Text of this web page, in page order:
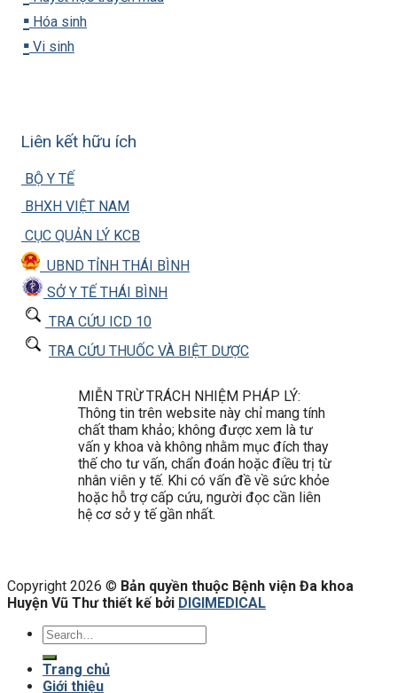
▪️ Hóa sinh
▪️ Vi sinh
Liên kết hữu ích
BỘ Y TẾ
BHXH VIỆT NAM
CỤC QUẢN LÝ KCB
UBND TỈNH THÁI BÌNH
SỞ Y TẾ THÁI BÌNH
TRA CỨU ICD 10
TRA CỨU THUỐC VÀ BIỆT DƯỢC
MIỄN TRỪ TRÁCH NHIỆM PHÁP LÝ:
Thông tin trên website này chỉ mang tính
chất tham khảo; không được xem là tư
vấn y khoa và không nhằm mục đích thay
thế cho tư vấn, chẩn đoán hoặc điều trị từ
nhân viên y tế. Khi có vấn đề về sức khỏe
hoặc hỗ trợ cấp cứu, người đọc cần liên
hệ cơ sở y tế gần nhất.
Copyright 2026 © Bản quyền thuộc Bệnh viện Đa khoa
Huyện Vũ Thư thiết kế bởi DIGIMEDICAL
Trang chủ
Giới thiệu